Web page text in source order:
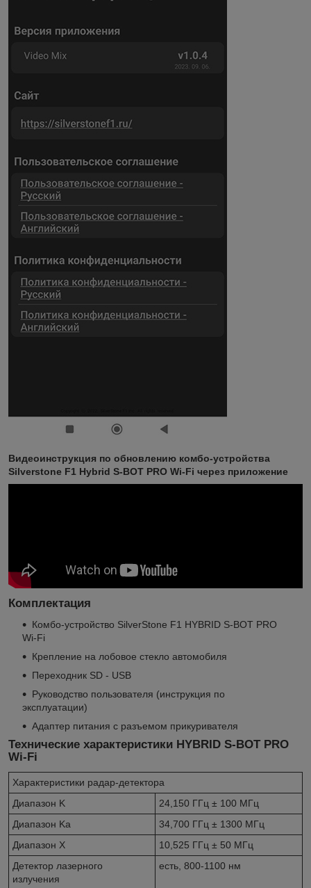
Видеоинструкция по обновлению комбо-устройства
Silverstone F1 Hybrid S-BOT PRO Wi-Fi через приложение
Комплектация
Комбо-устройство SilverStone F1 HYBRID S-BOT PRO
Wi-Fi
Крепление на лобовое стекло автомобиля
Переходник SD - USB
Руководство пользователя (инструкция по
эксплуатации)
Адаптер питания с разъемом прикуривателя
Технические характеристики HYBRID S-BOT PRO
Wi-Fi
Характеристики радар-детектора
Диапазон K
24,150 ГГц ± 100 МГц
Диапазон Ka
34,700 ГГц ± 1300 МГц
Диапазон X
10,525 ГГц ± 50 МГц
Детектор лазерного
излучения
есть, 800-1100 нм